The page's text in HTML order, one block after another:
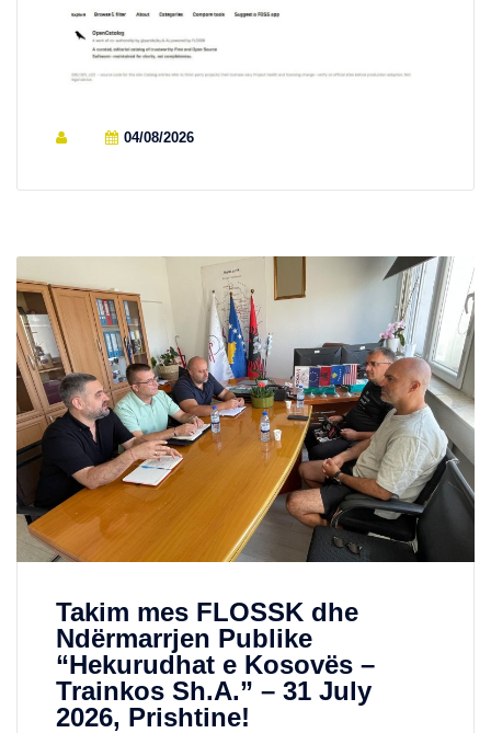
04/08/2026
Takim mes FLOSSK dhe
Ndërmarrjen Publike
“Hekurudhat e Kosovës –
Trainkos Sh.A.” – 31 July
2026, Prishtine!